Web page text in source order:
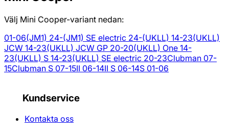
Välj Mini Cooper-variant nedan:
01-06(JM1) 24-(JM1) SE electric 24-(UKLL) 14-23(UKLL)
JCW 14-23(UKLL) JCW GP 20-20(UKLL) One 14-
23(UKLL) S 14-23(UKLL) SE electric 20-23Clubman 07-
15Clubman S 07-15II 06-14II S 06-14S 01-06
Kundservice
Kontakta oss